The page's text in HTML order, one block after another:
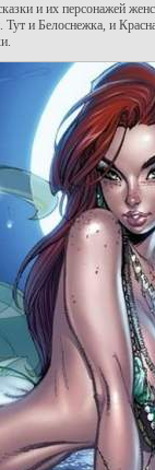
и их персонажей
Тут и Белоснежка, и